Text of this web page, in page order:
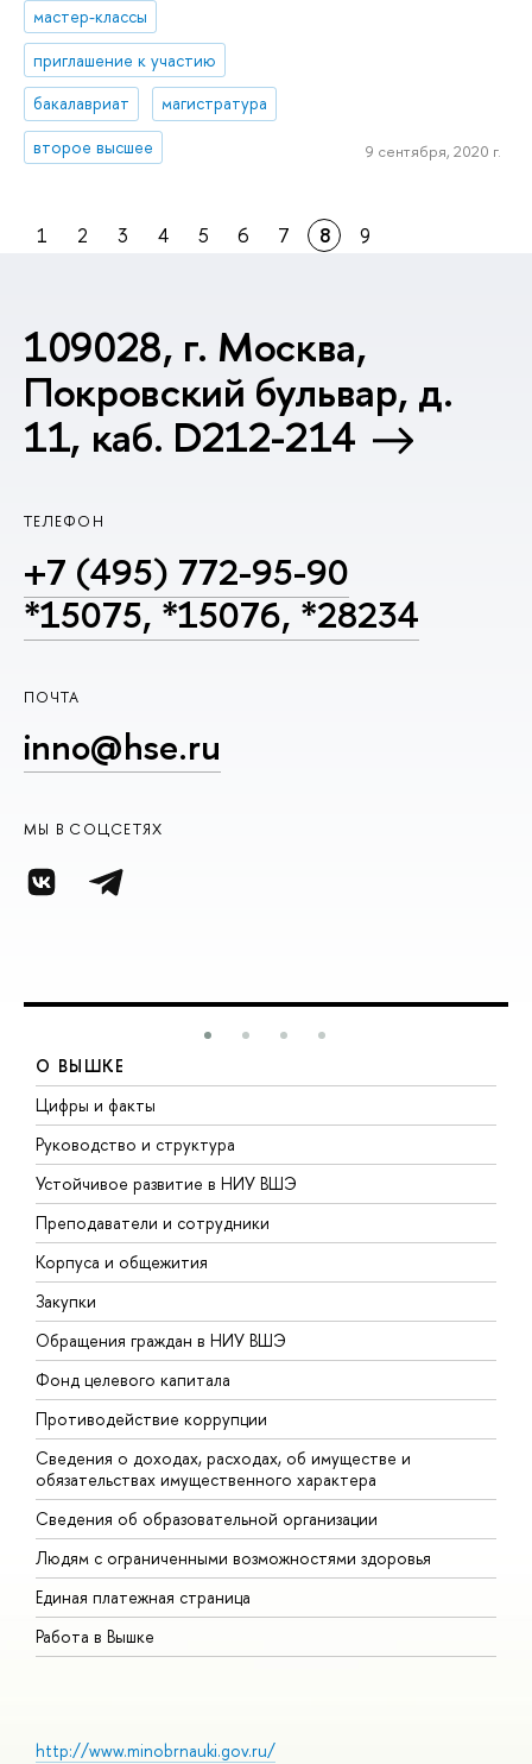
мастер-классы
приглашение к участию
бакалавриат
магистратура
второе высшее
9 сентября, 2020 г.
1 2 3 4 5 6 7 8 9
109028, г. Москва,
Покровский бульвар, д.
11, каб. D212-214
ТЕЛЕФОН
+7 (495) 772-95-90
*15075, *15076, *28234
ПОЧТА
inno@hse.ru
МЫ В СОЦСЕТЯХ
О ВЫШКЕ
Цифры и факты
Руководство и структура
Устойчивое развитие в НИУ ВШЭ
Преподаватели и сотрудники
Корпуса и общежития
Закупки
Обращения граждан в НИУ ВШЭ
Фонд целевого капитала
Противодействие коррупции
Сведения о доходах, расходах, об имуществе и
обязательствах имущественного характера
Сведения об образовательной организации
Людям с ограниченными возможностями здоровья
Единая платежная страница
Работа в Вышке
http://www.minobrnauki.gov.ru/